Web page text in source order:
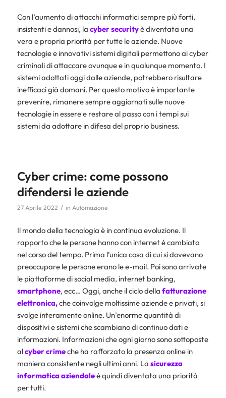
Con l’aumento di attacchi informatici sempre più forti,
insistenti e dannosi, la cyber securityè diventata una
vera e propria priorità per tutte le aziende. Nuove
tecnologie e innovativi sistemi digitali permettono ai cyber
criminali di attaccare ovunque e in qualunque momento. I
sistemi adottati oggi dalle aziende, potrebbero risultare
inefficaci già domani. Per questo motivo è importante
prevenire, rimanere sempre aggiornati sulle nuove
tecnologie in essere e restare al passo con i tempi sui
sistemi da adottare in difesa del proprio business.
Cyber crime: come possono
difendersi le aziende
27 Aprile 2022 / in Automazione
Il mondo della tecnologia è in continua evoluzione. Il
rapporto che le persone hanno con internet è cambiato
nel corso del tempo. Prima l’unica cosa di cui si dovevano
preoccupare le persone erano le e-mail. Poi sono arrivate
le piattaforme di social media, internet banking,
smartphone, ecc… Oggi, anche il ciclo della fatturazione
elettronica,che coinvolge moltissime aziende e privati, si
svolge interamente online. Un’enorme quantità di
dispositivi e sistemi che scambiano di continuo dati e
informazioni. Informazioni che ogni giorno sono sottoposte
alcyber crimeche ha rafforzato la presenza online in
maniera consistente negli ultimi anni. La sicurezza
informatica aziendaleè quindi diventata una priorità
per tutti.